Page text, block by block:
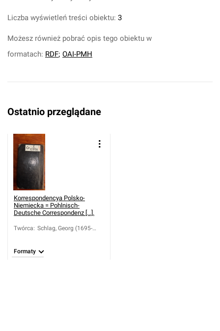
Liczba wyświetleń treści obiektu: 3
Możesz również pobrać opis tego obiektu w
formatach: RDF; OAI-PMH
Ostatnio przeglądane
Korrespondencya Polsko-
Niemiecka = Pohlnisch-
Deutsche Correspondenz [...].
Twórca: Schlag, Georg (1695-
Formaty